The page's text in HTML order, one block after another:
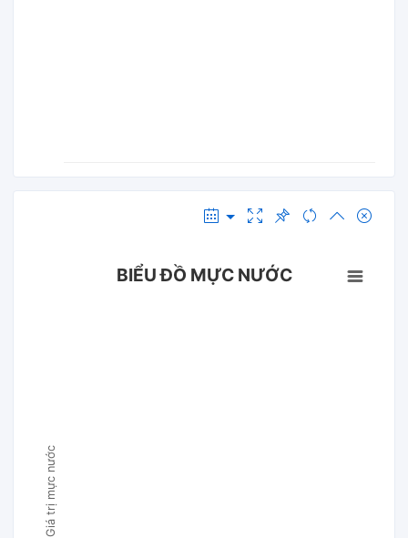
Giá trị mực nước
BIỂU ĐỒ MỰC NƯỚC